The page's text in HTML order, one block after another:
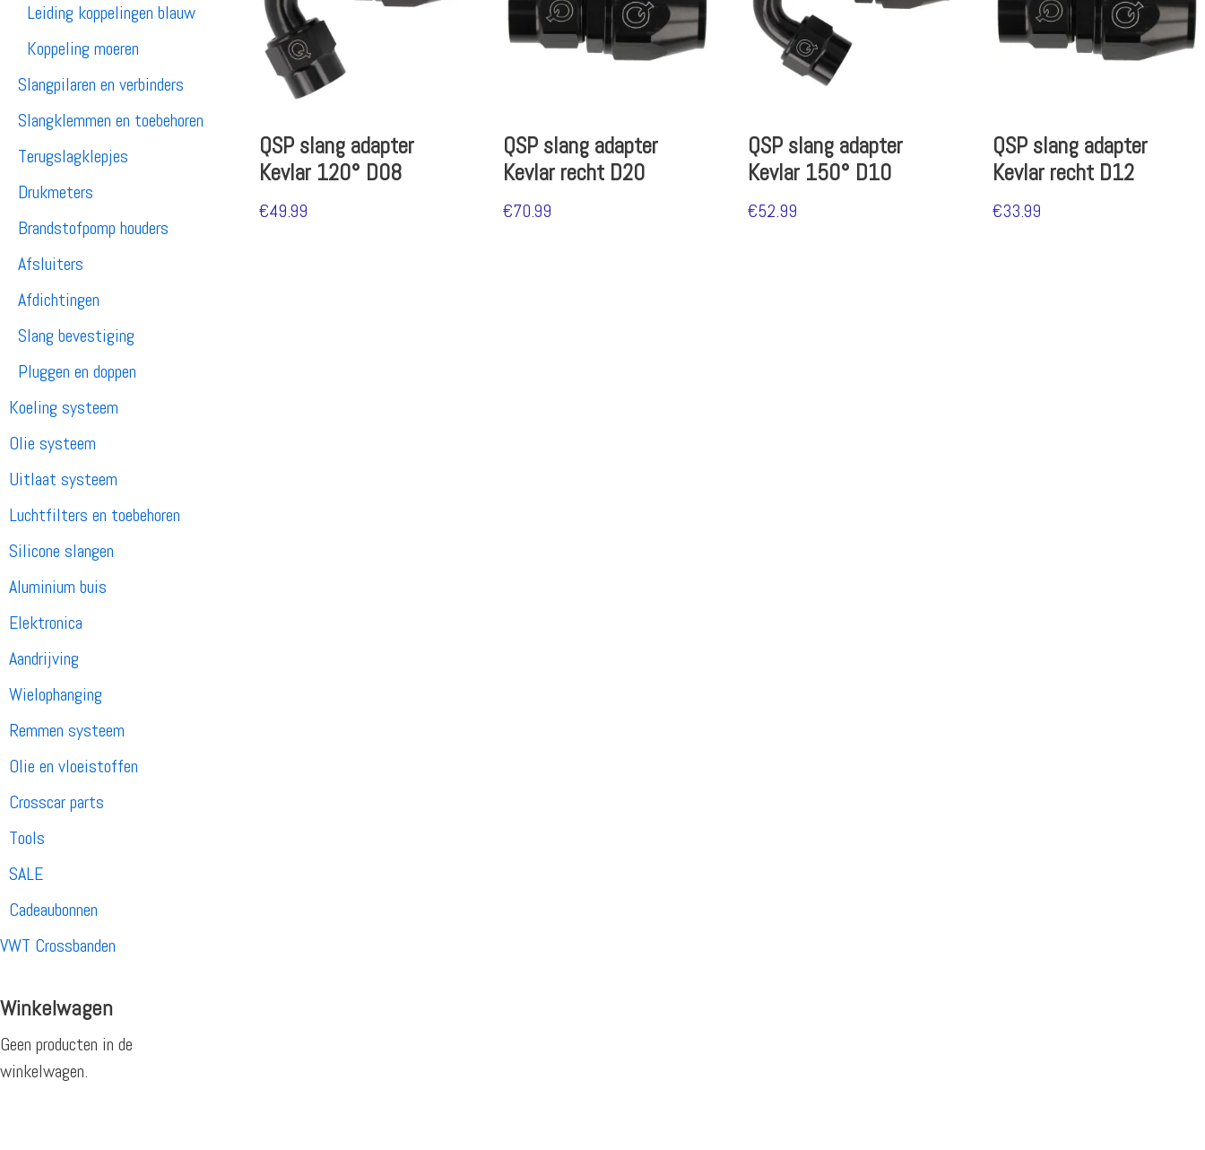
Leiding koppelingen blauw
Koppeling moeren
Slangpilaren en verbinders
Slangklemmen en toebehoren
Terugslagklepjes
Drukmeters
Brandstofpomp houders
Afsluiters
Afdichtingen
Slang bevestiging
Pluggen en doppen
Koeling systeem
Olie systeem
Uitlaat systeem
Luchtfilters en toebehoren
Silicone slangen
Aluminium buis
Elektronica
Aandrijving
Wielophanging
Remmen systeem
Olie en vloeistoffen
Crosscar parts
Tools
SALE
Cadeaubonnen
VWT Crossbanden
Winkelwagen
Geen producten in de
winkelwagen.
QSP slang adapter
Kevlar 120° D08
€49.99
QSP slang adapter
Kevlar recht D20
€70.99
QSP slang adapter
Kevlar 150° D10
€52.99
QSP slang adapter
Kevlar recht D12
€33.99